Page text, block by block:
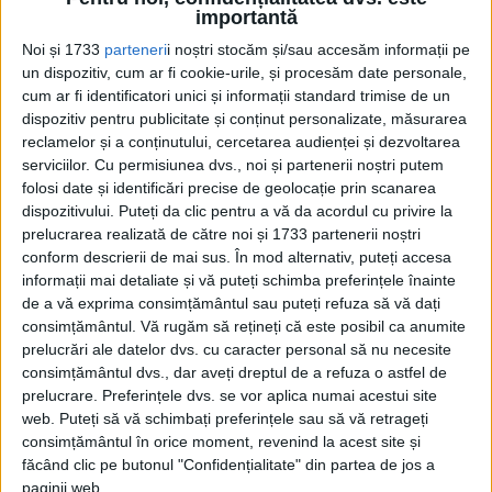
importantă
Noi și 1733 partenerii noștri stocăm și/sau accesăm informații pe
un dispozitiv, cum ar fi cookie-urile, și procesăm date personale,
cum ar fi identificatori unici și informații standard trimise de un
dispozitiv pentru publicitate și conținut personalizate, măsurarea
reclamelor și a conținutului, cercetarea audienței și dezvoltarea
serviciilor. Cu permisiunea dvs., noi și partenerii noștri putem
folosi date și identificări precise de geolocație prin scanarea
dispozitivului. Puteți da clic pentru a vă da acordul cu privire la
prelucrarea realizată de către noi și 1733 partenerii noștri
conform descrierii de mai sus. În mod alternativ, puteți accesa
informații mai detaliate și vă puteți schimba preferințele înainte
de a vă exprima consimțământul sau puteți refuza să vă dați
consimțământul. Vă rugăm să rețineți că este posibil ca anumite
prelucrări ale datelor dvs. cu caracter personal să nu necesite
consimțământul dvs., dar aveți dreptul de a refuza o astfel de
prelucrare. Preferințele dvs. se vor aplica numai acestui site
web. Puteți să vă schimbați preferințele sau să vă retrageți
consimțământul în orice moment, revenind la acest site și
făcând clic pe butonul "Confidențialitate" din partea de jos a
paginii web.
Mărturia pe care o vom publica pe parcursul mai multor zile
Cea mai mare revistă de istorie din Europa!.
Media KIT
PORTOFOLIU
Capital
Evenimentul Zilei